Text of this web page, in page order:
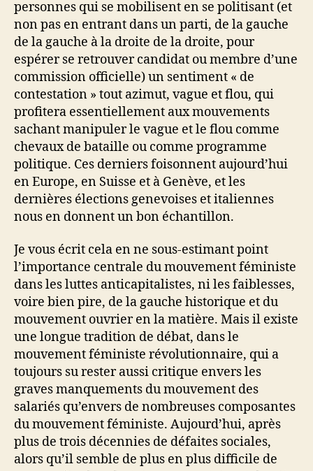
personnes qui se mobilisent en se politisant (et
non pas en entrant dans un parti, de la gauche
de la gauche à la droite de la droite, pour
espérer se retrouver candidat ou membre d’une
commission officielle) un sentiment « de
contestation » tout azimut, vague et flou, qui
profitera essentiellement aux mouvements
sachant manipuler le vague et le flou comme
chevaux de bataille ou comme programme
politique. Ces derniers foisonnent aujourd’hui
en Europe, en Suisse et à Genève, et les
dernières élections genevoises et italiennes
nous en donnent un bon échantillon.
Je vous écrit cela en ne sous-estimant point
l’importance centrale du mouvement féministe
dans les luttes anticapitalistes, ni les faiblesses,
voire bien pire, de la gauche historique et du
mouvement ouvrier en la matière. Mais il existe
une longue tradition de débat, dans le
mouvement féministe révolutionnaire, qui a
toujours su rester aussi critique envers les
graves manquements du mouvement des
salariés qu’envers de nombreuses composantes
du mouvement féministe. Aujourd’hui, après
plus de trois décennies de défaites sociales,
alors qu’il semble de plus en plus difficile de